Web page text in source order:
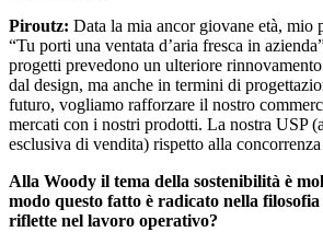
Piroutz: Data la mia ancor giovane età, mio
“Tu porti una ventata d’aria fresca in
progetti prevedono un ulteriore
dal design, ma anche in termini di
futuro, vogliamo rafforzare il nostro
mercati con i nostri prodotti. La nostra USP
esclusiva di vendita) rispetto alla concorrenza
Alla Woody il tema della sostenibilità è
modo questo fatto è radicato nella filosofia
riflette nel lavoro operativo?